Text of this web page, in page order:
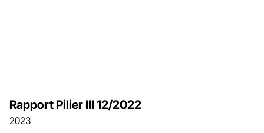
2023
Rapport Pilier III 12/2022